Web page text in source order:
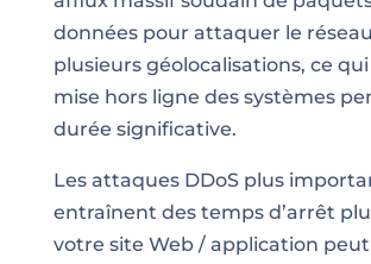
données pour attaquer le
plusieurs géolocalisations, ce
mise hors ligne des systèmes
durée significative.
Les attaques DDoS plus
entraînent des temps d’arrêt
votre site Web / application